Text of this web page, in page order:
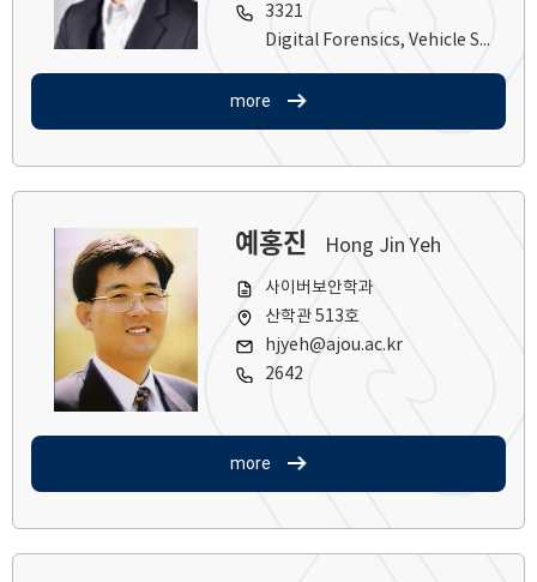
3321
Digital Forensics, Vehicle Security, ICS
more
예홍진 Hong Jin Yeh
사이버보안학과
산학관 513호
hjyeh@ajou.ac.kr
2642
more